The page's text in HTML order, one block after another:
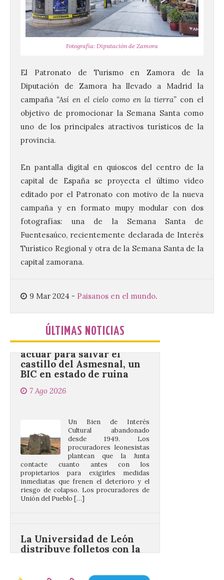
Fotografía: Diputación de Zamora
El Patronato de Turismo en Zamora de la
Diputación de Zamoraha llevado a Madrid la
campaña “Así en el cielo como en la tierra” con el
objetivo de promocionar la Semana Santa como
uno de los principales atractivos turísticos de la
provincia.
En pantalla digital en quioscos del centro de la
capital de España se proyecta el último video
editado por el Patronato con motivo de la nueva
campaña y en formato mupy modular con dos
fotografías: una de la Semana Santa de
Fuentesaúco, recientemente declarada de Interés
Turístico Regional y otra de la Semana Santa de la
capital zamorana.
9 Mar 2024 - Paisanos en el mundo.
ÚLTIMAS NOTICIAS
La decimoctava fotografía
de León de…viaje nos llega
Parlamento Europeo en
Estrasburgo.
7 Ago 2026
Nueva edición de León de…viaje. Una
iniciativa organizado por la sección
Asociación Conceyu País Llionés y el
Diario de Turismo, Ocio e Información
para jóvenes “Enredando.info”. . La
UPL insta a la Junta a
actuar para salvar el
castillo del Asmesnal, un
BIC en estado de ruina
7 Ago 2026
desde 1949. Los
procuradores leonesistas
plantean que la Junta
contacte cuanto antes con los
propietarios para exigirles medidas
inmediatas que frenen el deterioro y el
riesgo de colapso. Los procuradores de
Unión del Pueblo […]
programación del evento
del eclipse solar que